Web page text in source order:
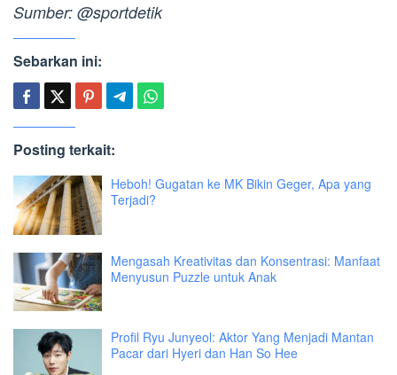
Sumber: @sportdetik
Sebarkan ini:
Posting terkait:
Heboh! Gugatan ke MK Bikin Geger, Apa yang
Terjadi?
Mengasah Kreativitas dan Konsentrasi: Manfaat
Menyusun Puzzle untuk Anak
Profil Ryu Junyeol: Aktor Yang Menjadi Mantan
Pacar dari Hyeri dan Han So Hee